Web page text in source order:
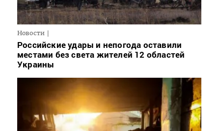
Новости
Российские удары и непогода оставили
местами без света жителей 12 областей
Украины